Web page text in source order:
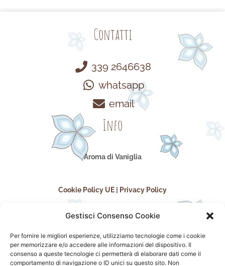
Gestisci Consenso Cookie
Per fornire le migliori esperienze, utilizziamo tecnologie come i cookie
per memorizzare e/o accedere alle informazioni del dispositivo. Il
consenso a queste tecnologie ci permetterà di elaborare dati come il
comportamento di navigazione o ID unici su questo sito. Non
Contatti
339 2646638
whatsapp
email
Info
Aroma di Vaniglia
Cookie Policy UE Privacy Policy